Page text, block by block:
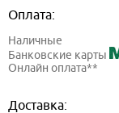
Оплата:
Наличные
Банковские карты
Онлайн оплата**
Доставка: